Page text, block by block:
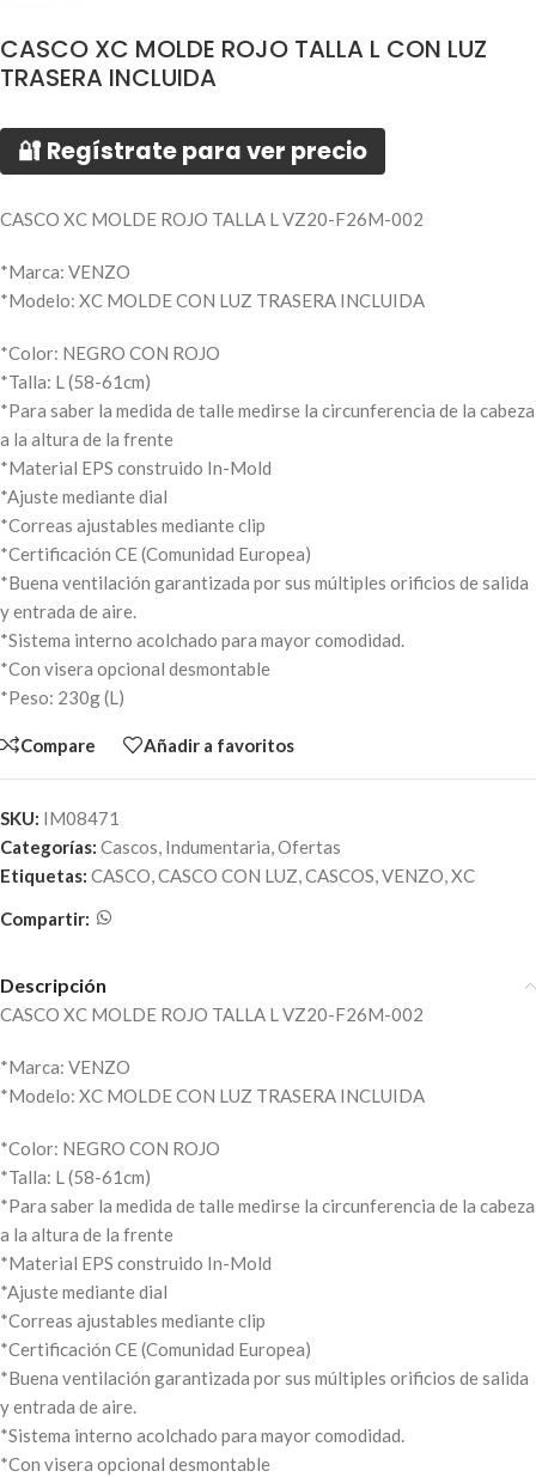
CASCO XC MOLDE ROJO TALLA L CON LUZ
TRASERA INCLUIDA
🔐 Regístrate para ver precio
CASCO XC MOLDE ROJO TALLA L VZ20-F26M-002
*Marca: VENZO
*Modelo: XC MOLDE CON LUZ TRASERA INCLUIDA
*Color: NEGRO CON ROJO
*Talla: L (58-61cm)
*Para saber la medida de talle medirse la circunferencia de la cabeza
a la altura de la frente
*Material EPS construido In-Mold
*Ajuste mediante dial
*Correas ajustables mediante clip
*Certificación CE (Comunidad Europea)
*Buena ventilación garantizada por sus múltiples orificios de salida
y entrada de aire.
*Sistema interno acolchado para mayor comodidad.
*Con visera opcional desmontable
*Peso: 230g (L)
Compare Añadir a favoritos
SKU: IM08471
Categorías: Cascos, Indumentaria,Ofertas
Etiquetas: CASCO,CASCO CON LUZ,CASCOS,VENZO,XC
Compartir:
Descripción
CASCO XC MOLDE ROJO TALLA L VZ20-F26M-002
*Marca: VENZO
*Modelo: XC MOLDE CON LUZ TRASERA INCLUIDA
*Color: NEGRO CON ROJO
*Talla: L (58-61cm)
*Para saber la medida de talle medirse la circunferencia de la cabeza
a la altura de la frente
*Material EPS construido In-Mold
*Ajuste mediante dial
*Correas ajustables mediante clip
*Certificación CE (Comunidad Europea)
*Buena ventilación garantizada por sus múltiples orificios de salida
y entrada de aire.
*Sistema interno acolchado para mayor comodidad.
*Con visera opcional desmontable